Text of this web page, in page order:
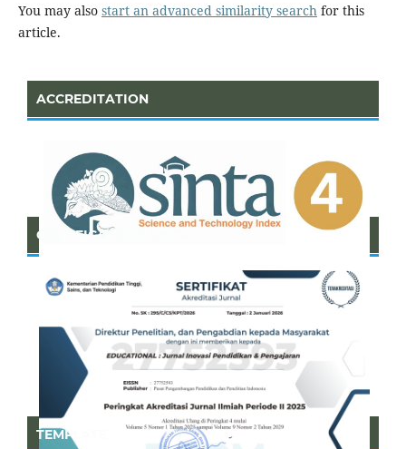
You may also start an advanced similarity searchfor this
article.
ACCREDITATION
CERTIFICATE OF SINTA
TEMPLATE